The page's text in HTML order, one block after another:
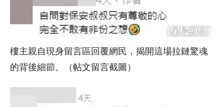
樓主親自現身留言區回覆網民，揭開這場拉鏈驚魂
的背後細節。（帖文留言截圖）